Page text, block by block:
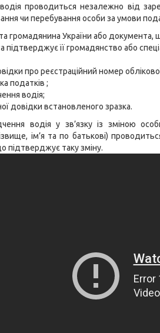
проводиться незалежно від
чи перебування особи за умови
громадянина України або документа,
підтверджує її громадянство або
про реєстраційний номер
податків ;
водія;
довідки встановленого зразка.
водія у зв’язку із зміною
ім’я та по батькові)
підтверджує таку зміну.